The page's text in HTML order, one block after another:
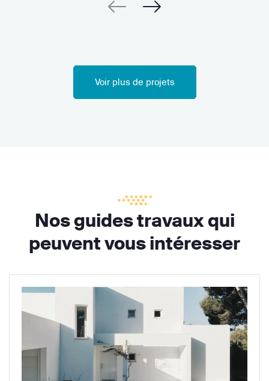
Voir plus de projets
Nos guides travaux qui
peuvent vous intéresser